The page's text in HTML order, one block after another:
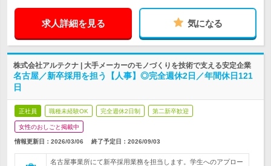
求人詳細を見る 気になる
株式会社アルテクナ | 大手メーカーのモノづくりを技術で支える安定企業
名古屋／新卒採用を担う【人事】◎完全週休2日／年間休日121
日
正社員 職種未経験OK 完全週休2日制 第二新卒歓迎
女性のおしごと掲載中
情報更新日：2026/03/06 終了予定日： 2026/09/03
名古屋事業所にて新卒採用業務を担当します。学生へのアプロー